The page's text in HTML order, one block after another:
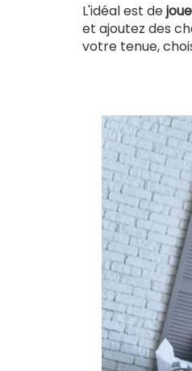
L'idéal est de
et ajoutez des
votre tenue,